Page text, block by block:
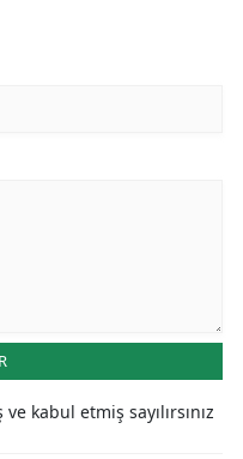
İzmir
kabul etmiş sayılırsınız